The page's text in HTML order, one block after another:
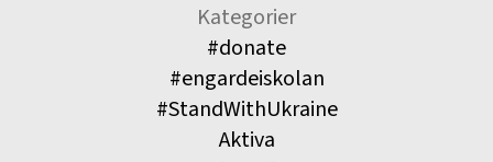
Kategorier
#donate
#engardeiskolan
#StandWithUkraine
Aktiva